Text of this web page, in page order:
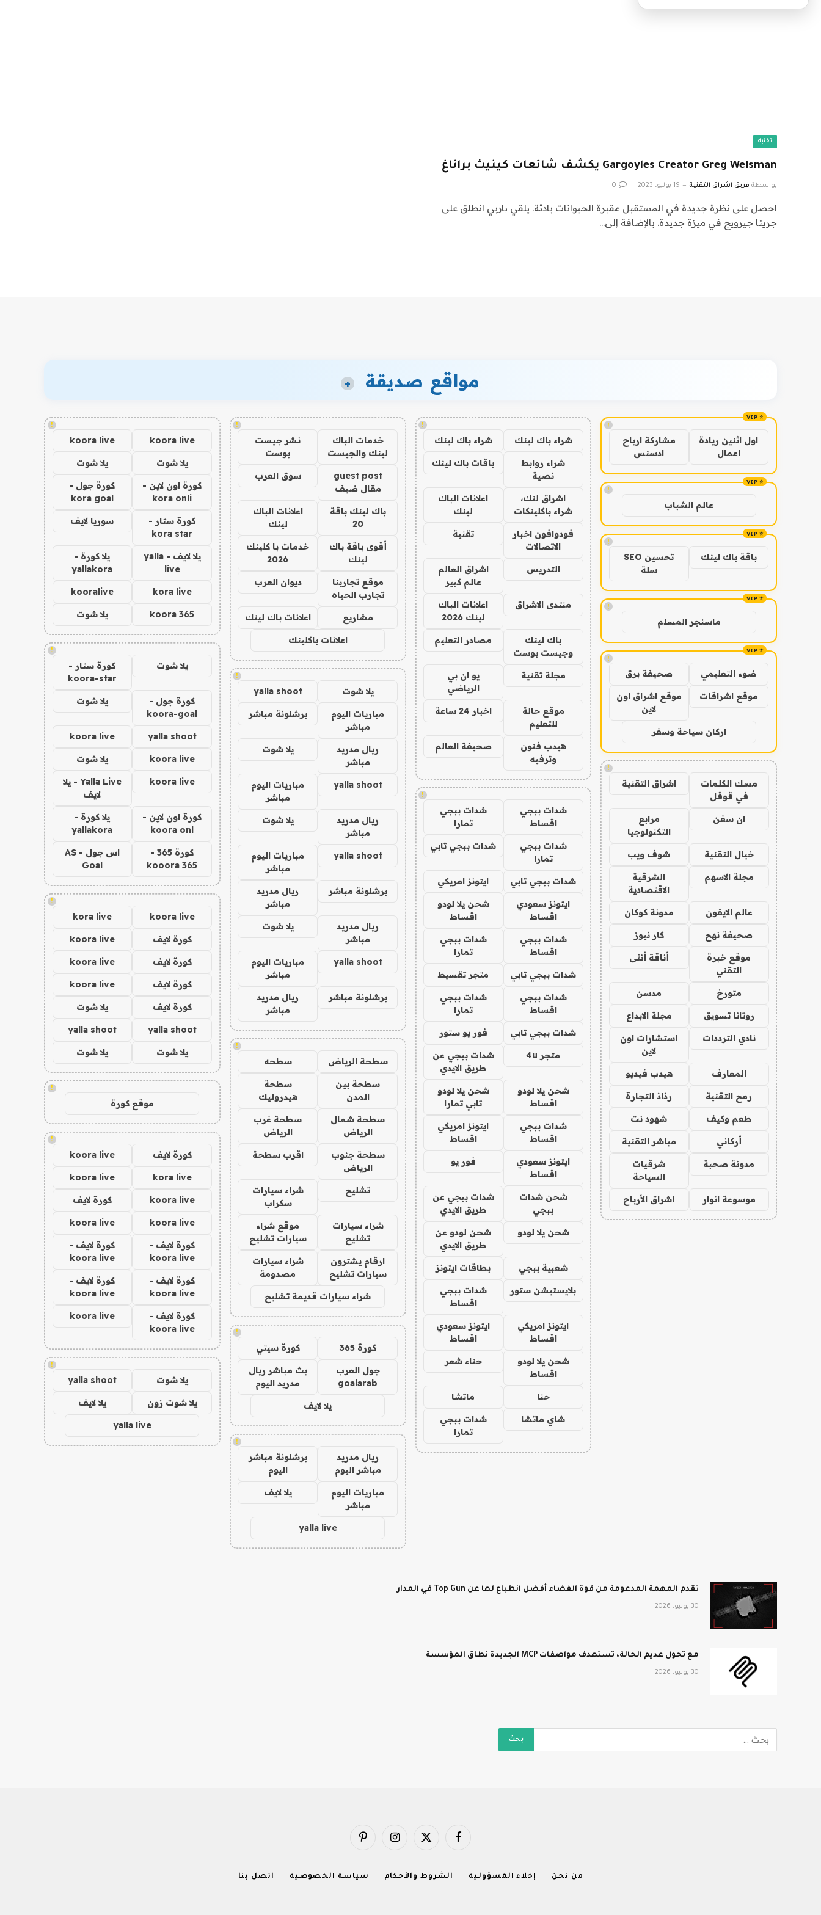
تقنية
Gargoyles Creator Greg Weisman يكشف شائعات كينيث براناغ
بواسطة فريق اشراق التقنية 19 يوليو، 2023 0
احصل على نظرة جديدة في المستقبل مقبرة الحيوانات بادئة. يلقي باربي انطلق على
جريتا جيرويج في ميزة جديدة. بالإضافة إلى…
مواقع صديقة +
!
اول اثنين ريادة
اعمال
مشاركة ارباح
ادسنس
!
عالم الشباب
!
باقة باك لينك
تحسين SEO
سلة
!
ماسنجر المسلم
!
ضوء التعليمي صحيفة برق
موقع اشراقات
موقع اشراق اون
لاين
اركان سياحة وسفر
!
مسك الكلمات
في قوقل
اشراق التقنية
ان سفن
مرابع
التكنولوجيا
خيال التقنية شوف ويب
مجلة الاسهم
الشرقية
الاقتصادية
عالم الايفون مدونة كوكان
صحيفة نهج كار نيوز
موقع خبرة
التقني
أناقة أنثى
متورخ مدسن
روتانا تسويق مجلة الابداع
نادي الترددات
استشارات اون
لاين
المعارف هيدب فيديو
رمح التقنية رذاذ التجارة
طعم وكيف شهود نت
أركاني مباشر التقنية
مدونة صحبة
شرقيات
السياحة
موسوعة انوار اشراق الأرباح
!
شراء باك لينك شراء باك لينك
شراء روابط
نصية
باقات باك لينك
اشراق لنك،
شراء باكلينكات
اعلانات الباك
لينك
فودوافون اخبار
الاتصالات
تقنية
التدريس
اشراق العالم
عالم كبير
منتدى الاشراق
اعلانات الباك
لينك 2026
باك لينك
وجيست بوست
مصادر التعليم
مجلة تقنية
يو ان بي
الرياضي
موقع حالة
للتعليم
اخبار 24 ساعة
هيدب فنون
وترفيه
صحيفة العالم
!
شدات ببجي
اقساط
شدات ببجي
تمارا
شدات ببجي
تمارا
شدات ببجي تابي
شدات ببجي تابي ايتونز امريكي
ايتونز سعودي
اقساط
شحن يلا لودو
اقساط
شدات ببجي
اقساط
شدات ببجي
تمارا
شدات ببجي تابي متجر تقسيط
شدات ببجي
اقساط
شدات ببجي
تمارا
شدات ببجي تابي فور يو ستور
متجر 4u
شدات ببجي عن
طريق الايدي
شحن يلا لودو
اقساط
شحن يلا لودو
تابي تمارا
شدات ببجي
اقساط
ايتونز امريكي
اقساط
ايتونز سعودي
اقساط
فور يو
شحن شدات
ببجي
شدات ببجي عن
طريق الايدي
شحن يلا لودو
شحن لودو عن
طريق الايدي
شعبية ببجي بطاقات ايتونز
بلايستيشن ستور
شدات ببجي
اقساط
ايتونز امريكي
اقساط
ايتونز سعودي
اقساط
شحن يلا لودو
اقساط
حناء شعر
حنا ماتشا
شاي ماتشا
شدات ببجي
تمارا
!
خدمات الباك
لينك والجيست
نشر جيست
بوست
guest post
مقال ضيف
سوق العرب
باك لينك باقة
20
اعلانات الباك
لينك
أقوى باقة باك
لينك
خدمات با كلينك
2026
موقع تجاربنا
تجارب الحياه
ديوان العرب
مشاريع اعلانات باك لينك
اعلانات باكلينك
!
يلا شوت yalla shoot
مباريات اليوم
مباشر
برشلونة مباشر
ريال مدريد
مباشر
يلا شوت
yalla shoot
مباريات اليوم
مباشر
ريال مدريد
مباشر
يلا شوت
yalla shoot
مباريات اليوم
مباشر
برشلونة مباشر
ريال مدريد
مباشر
ريال مدريد
مباشر
يلا شوت
yalla shoot
مباريات اليوم
مباشر
برشلونة مباشر
ريال مدريد
مباشر
!
سطحة الرياض سطحه
سطحة بين
المدن
سطحة
هيدروليك
سطحة شمال
الرياض
سطحة غرب
الرياض
سطحة جنوب
الرياض
اقرب سطحة
تشليح
شراء سيارات
سكراب
شراء سيارات
تشليح
موقع شراء
سيارات تشليح
ارقام يشترون
سيارات تشليح
شراء سيارات
مصدومة
شراء سيارات قديمة تشليح
!
كورة 365 كورة سيتي
جول العرب
goalarab
بث مباشر ريال
مدريد اليوم
يلا لايف
!
ريال مدريد
مباشر اليوم
برشلونة مباشر
اليوم
مباريات اليوم
مباشر
يلا لايف
yalla live
!
koora live
koora live
يلا شوت يلا شوت
كورة اون لاين -
kora onli
كورة جول -
kora goal
كورة ستار -
kora star
سوريا لايف
يلا لايف - yalla
live
يلا كورة -
yallakora
kora live
kooralive
koora 365 يلا شوت
!
يلا شوت
كورة ستار -
koora-star
كورة جول -
koora-goal
يلا شوت
yalla shoot
koora live
koora live يلا شوت
koora live
Yalla Live - يلا
لايف
كورة اون لاين -
koora onl
يلا كورة -
yallakora
كورة 365 -
kooora 365
اس جول - AS
Goal
!
koora live
kora live
كورة لايف koora live
كورة لايف koora live
كورة لايف koora live
كورة لايف يلا شوت
yalla shoot
yalla shoot
يلا شوت يلا شوت
!
موقع كورة
!
كورة لايف koora live
kora live
koora live
koora live كورة لايف
koora live
koora live
كورة لايف -
koora live
كورة لايف -
koora live
كورة لايف -
koora live
كورة لايف -
koora live
كورة لايف -
koora live
koora live
!
يلا شوت yalla shoot
يلا شوت زون يلا لايف
yalla live
تقدم المهمة المدعومة من قوة الفضاء أفضل انطباع لها عن Top Gun في المدار
30 يوليو، 2026
مع تحول عديم الحالة، تستهدف مواصفات MCP الجديدة نطاق المؤسسة
30 يوليو، 2026
فيسبوك X
الانستغرامبينتيريست
من نحن إخلاء المسؤولية الشروط والأحكام سياسة الخصوصية اتصل بنا